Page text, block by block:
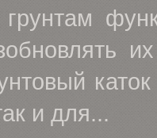
и для...